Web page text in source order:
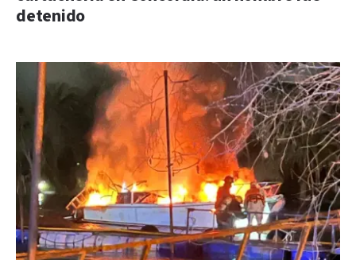
detenido